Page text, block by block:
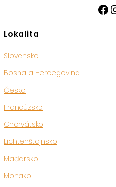
Lokalita
Slovensko
Bosna a Hercegovina
Česko
Francúzsko
Chorvátsko
Lichtenštajnsko
Maďarsko
Monako